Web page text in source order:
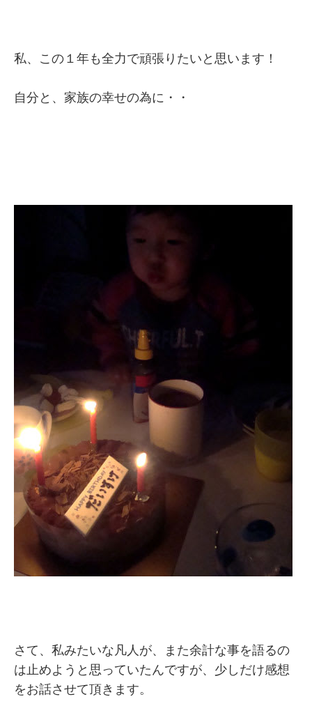
私、この１年も全力で頑張りたいと思います！
自分と、家族の幸せの為に・・
さて、私みたいな凡人が、また余計な事を語るの
は止めようと思っていたんですが、少しだけ感想
をお話させて頂きます。